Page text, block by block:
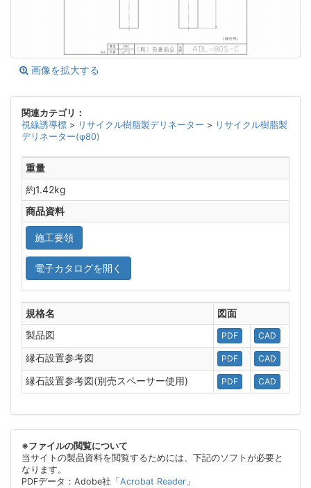
画像を拡大する
関連カテゴリ：
視線誘導標 > リサイクル樹脂製デリネーター > リサイクル樹脂製
デリネーター(φ80)
重量
約1.42kg
商品資料
施工要領
電子カタログを開く
規格名
図面
製品図
PDF CAD
縁石設置参考図 PDF CAD
縁石設置参考図(別売スペーサー使用) PDF CAD
※ファイルの閲覧について
当サイトの製品資料を閲覧するためには、下記のソフトが必要と
なります。
PDFデータ：Adobe社「 Acrobat Reader 」